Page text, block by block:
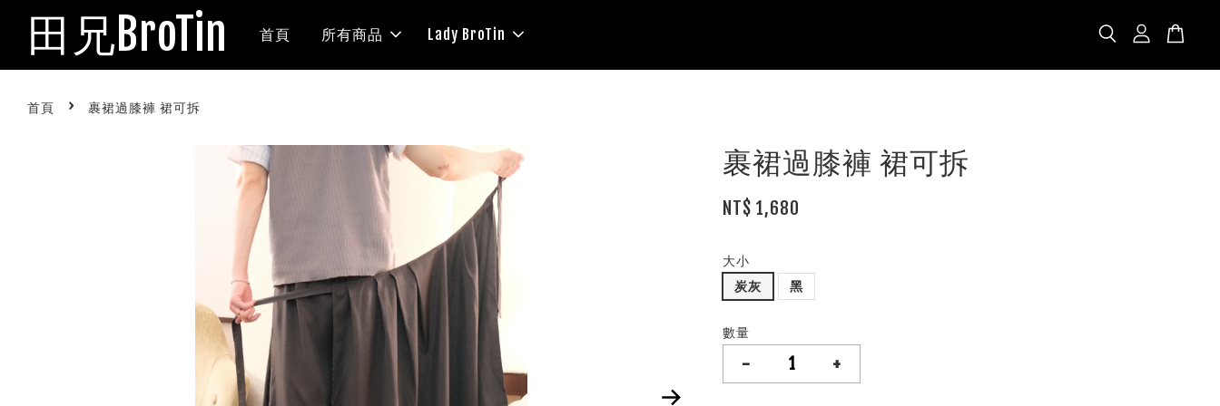
田兄BroTin 首頁 所有商品 Lady BroTin
首頁 › 裹裙過膝褲 裙可拆
裹裙過膝褲 裙可拆
NT$ 1,680
大小
炭灰
黑
數量
- +